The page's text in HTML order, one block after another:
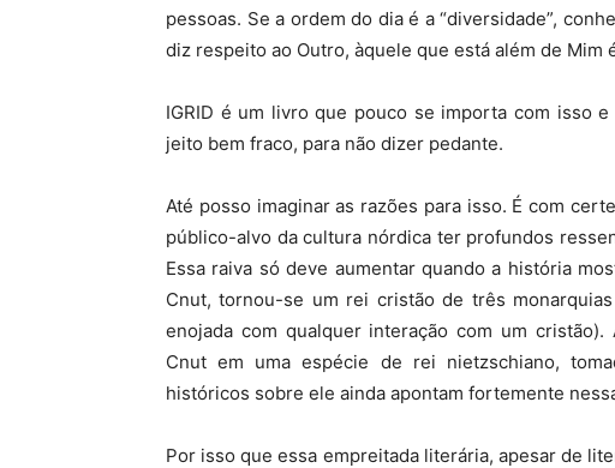
pessoas. Se a ordem do dia é a “diversidade”,
diz respeito ao Outro, àquele que está além de Mim
IGRID é um livro que pouco se importa com isso
jeito bem fraco, para não dizer pedante.
Até posso imaginar as razões para isso. É com
público-alvo da cultura nórdica ter profundos
Essa raiva só deve aumentar quando a história
Cnut, tornou-se um rei cristão de três
enojada com qualquer interação com um
Cnut em uma espécie de rei nietzschiano,
históricos sobre ele ainda apontam fortemente
Por isso que essa empreitada literária, apesar de